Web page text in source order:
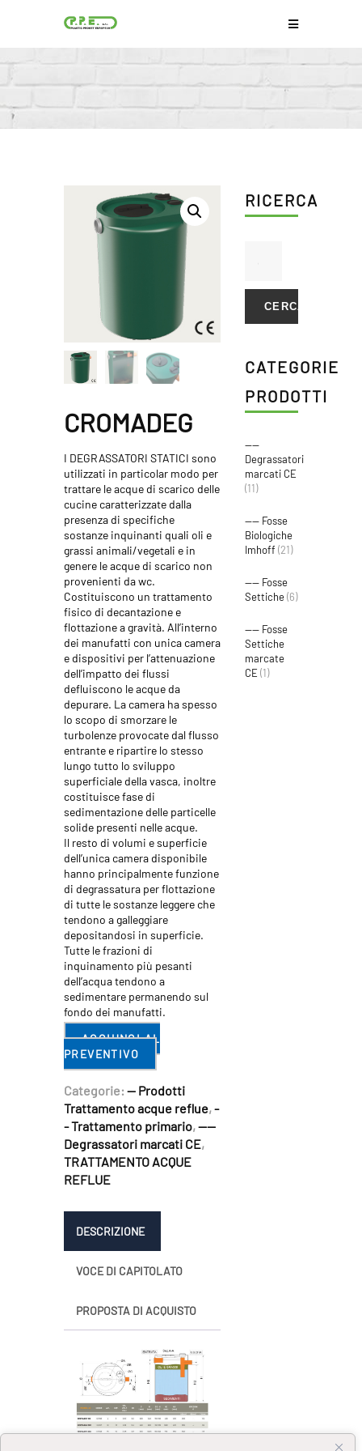
CROMADEG
I DEGRASSATORI STATICI sono
utilizzati in particolar modo per
trattare le acque di scarico delle
cucine caratterizzate dalla
presenza di specifiche
sostanze inquinanti quali oli e
grassi animali/vegetali e in
genere le acque di scarico non
provenienti da wc.
Costituiscono un trattamento
fisico di decantazione e
flottazione a gravità. All’interno
dei manufatti con unica camera
e dispositivi per l’attenuazione
dell’impatto dei flussi
defluiscono le acque da
depurare. La camera ha spesso
lo scopo di smorzare le
turbolenze provocate dal flusso
entrante e ripartire lo stesso
lungo tutto lo sviluppo
superficiale della vasca, inoltre
costituisce fase di
sedimentazione delle particelle
solide presenti nelle acque.
Il resto di volumi e superficie
dell’unica camera disponibile
hanno principalmente funzione
di degrassatura per flottazione
di tutte le sostanze leggere che
tendono a galleggiare
depositandosi in superficie.
Tutte le frazioni di
inquinamento più pesanti
dell’acqua tendono a
sedimentare permanendo sul
fondo dei manufatti.
AGGIUNGI AL
PREVENTIVO
Categorie: -- Prodotti
Trattamento acque reflue,-
- Trattamento primario,----
Degrassatori marcati CE,
TRATTAMENTO ACQUE
REFLUE
DESCRIZIONE
VOCE DI CAPITOLATO
PROPOSTA DI ACQUISTO
RICERCA
CERCA
CATEGORIE
PRODOTTI
----
Degrassatori
marcati CE
(11)
---- Fosse
Biologiche
Imhoff (21)
---- Fosse
Settiche(6)
---- Fosse
Settiche
marcate
CE (1)